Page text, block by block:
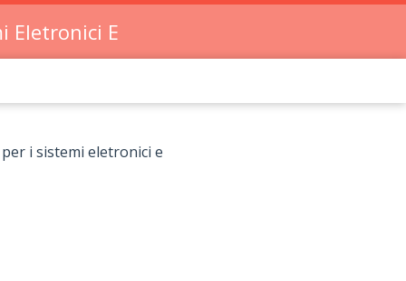
Eletronici E
i sistemi eletronici e